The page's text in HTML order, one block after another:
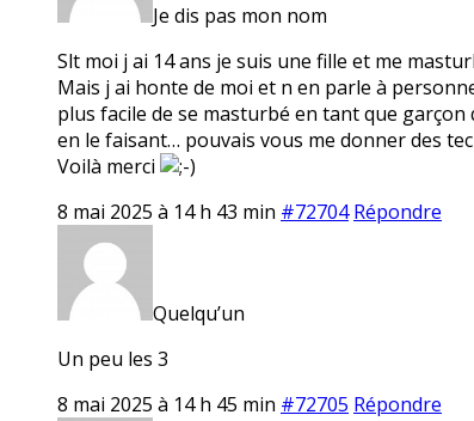
Je dis pas mon nom
Slt moi j ai 14 ans je suis une fille et me
Mais j ai honte de moi et n en parle à
plus facile de se masturbé en tant que
en le faisant… pouvais vous me donner des
Voilà merci
8 mai 2025 à 14 h 43 min #72704 Répondre
Quelqu’un
Un peu les 3
8 mai 2025 à 14 h 45 min #72705 Répondre